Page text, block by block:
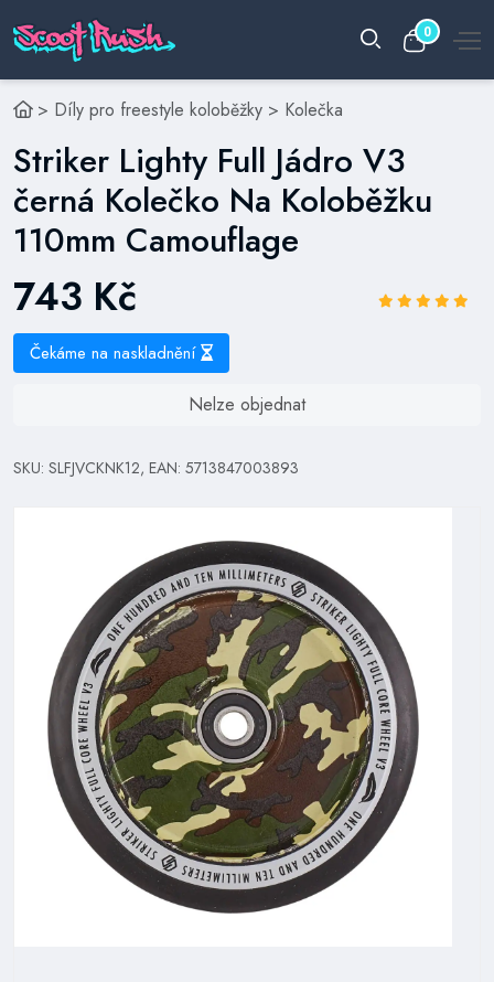
0
> Díly pro freestyle koloběžky > Kolečka
Striker Lighty Full Jádro V3
černá Kolečko Na Koloběžku
110mm Camouflage
743 Kč
Čekáme na naskladnění
Nelze objednat
SKU: SLFJVCKNK12, EAN: 5713847003893